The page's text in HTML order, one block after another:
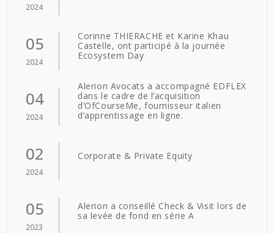
2024
05
2024
Corinne THIERACHE et Karine Khau
Castelle, ont participé à la journée
Ecosystem Day
04
2024
Alerion Avocats a accompagné EDFLEX
dans le cadre de l’acquisition
d’OfCourseMe, fournisseur italien
d’apprentissage en ligne.
02
2024
Corporate & Private Equity
05
2023
Alerion a conseillé Check & Visit lors de
sa levée de fond en série A